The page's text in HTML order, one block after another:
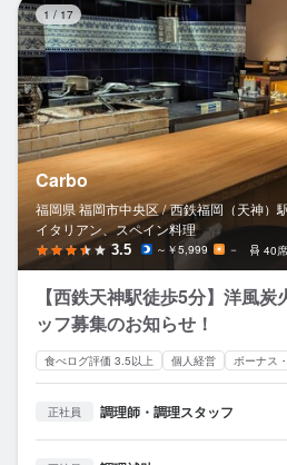
1 / 17
Carbo
福岡県 福岡市中央区 / 西鉄福岡（天神）
イタリアン、スペイン料理
3.5 ～￥5,999 － 40席
【西鉄天神駅徒歩5分】洋風
ッフ募集のお知らせ！
食べログ評価 3.5以上 個人経営 ボーナス
正社員 調理師・調理スタッフ